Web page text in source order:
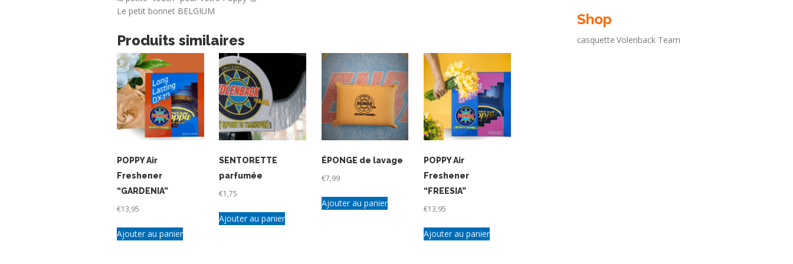
Le petit bonnet BELGIUM
Produits similaires
POPPY Air
Freshener
“GARDENIA”
€13,95
Ajouter au panier
SENTORETTE
parfumée
€1,75
Ajouter au panier
ÉPONGE de lavage
€7,99
Ajouter au panier
POPPY Air
Freshener
“FREESIA”
€13,95
Ajouter au panier
Shop
casquette Volenback Team